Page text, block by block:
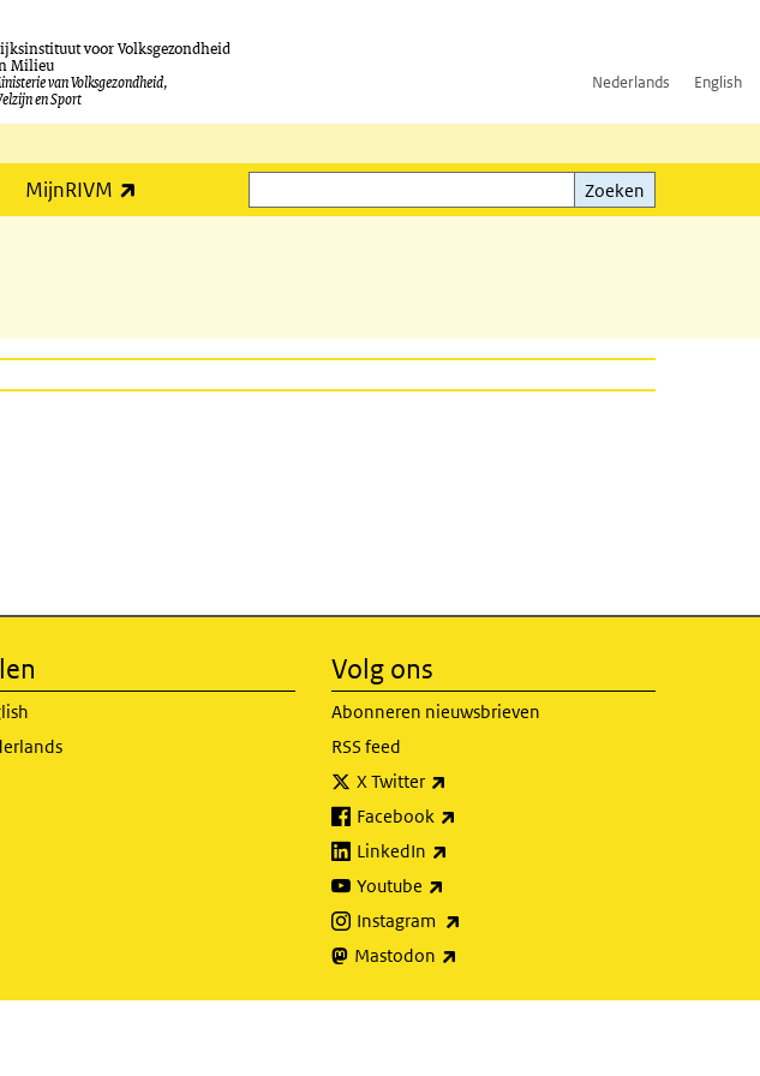
voor Volksgezondheid
Milieu
van Volksgezondheid,
en Sport
Nederlands English
MijnRIVM
Zoeken
Zoeken
Volg ons
Abonneren nieuwsbrieven
RSS feed
X Twitter
Facebook
LinkedIn
Youtube
Instagram
Mastodon